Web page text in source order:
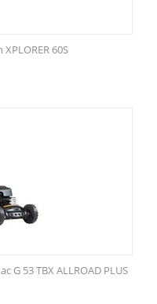
60S
G 53 TBX ALLROAD PLUS